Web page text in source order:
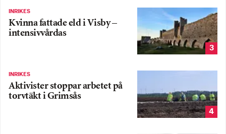
INRIKES
Kvinna fattade eld i Visby –
intensivvårdas
3
INRIKES
Aktivister stoppar arbetet på
torvtäkt i Grimsås
4